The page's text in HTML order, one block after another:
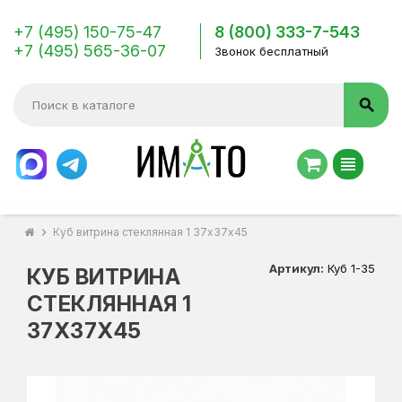
+7 (495) 150-75-47
+7 (495) 565-36-07
8 (800) 333-7-543
Звонок бесплатный
search
view_headline
chevron_right Куб витрина стеклянная 1 37х37х45
КУБ ВИТРИНА
СТЕКЛЯННАЯ 1
37Х37Х45
Артикул: Куб 1-35